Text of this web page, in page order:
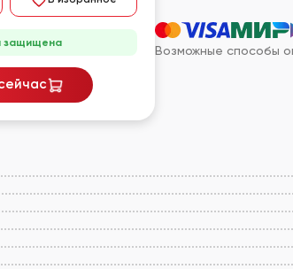
Возможные способы
защищена